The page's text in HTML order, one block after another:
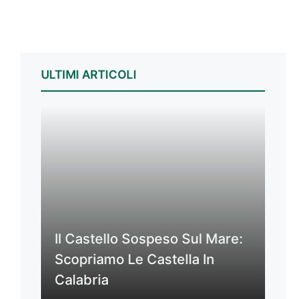
ULTIMI ARTICOLI
Il Castello Sospeso Sul Mare:
Scopriamo Le Castella In
Calabria